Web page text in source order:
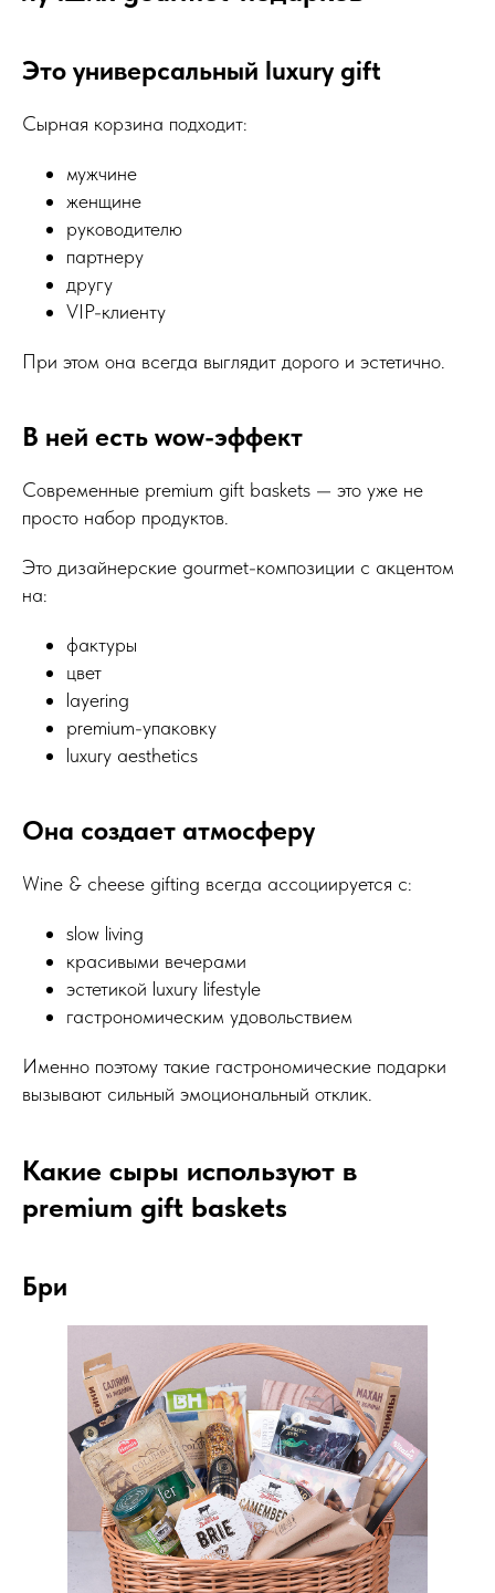
Это универсальный luxury gift
Сырная корзина подходит:
мужчине
женщине
руководителю
партнеру
другу
VIP-клиенту
При этом она всегда выглядит дорого и эстетично.
В ней есть wow-эффект
Современные premium gift baskets — это уже не
просто набор продуктов.
Это дизайнерские gourmet-композиции с акцентом
на:
фактуры
цвет
layering
premium-упаковку
luxury aesthetics
Она создает атмосферу
Wine & cheese gifting всегда ассоциируется с:
slow living
красивыми вечерами
эстетикой luxury lifestyle
гастрономическим удовольствием
Именно поэтому такие гастрономические подарки
вызывают сильный эмоциональный отклик.
Какие сыры используют в
premium gift baskets
Бри